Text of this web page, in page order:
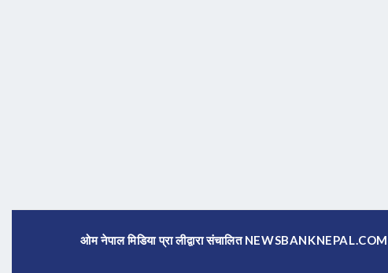
ओम नेपाल मिडिया प्रा लीद्वारा संचालित NEWSBANKNEPAL.COM